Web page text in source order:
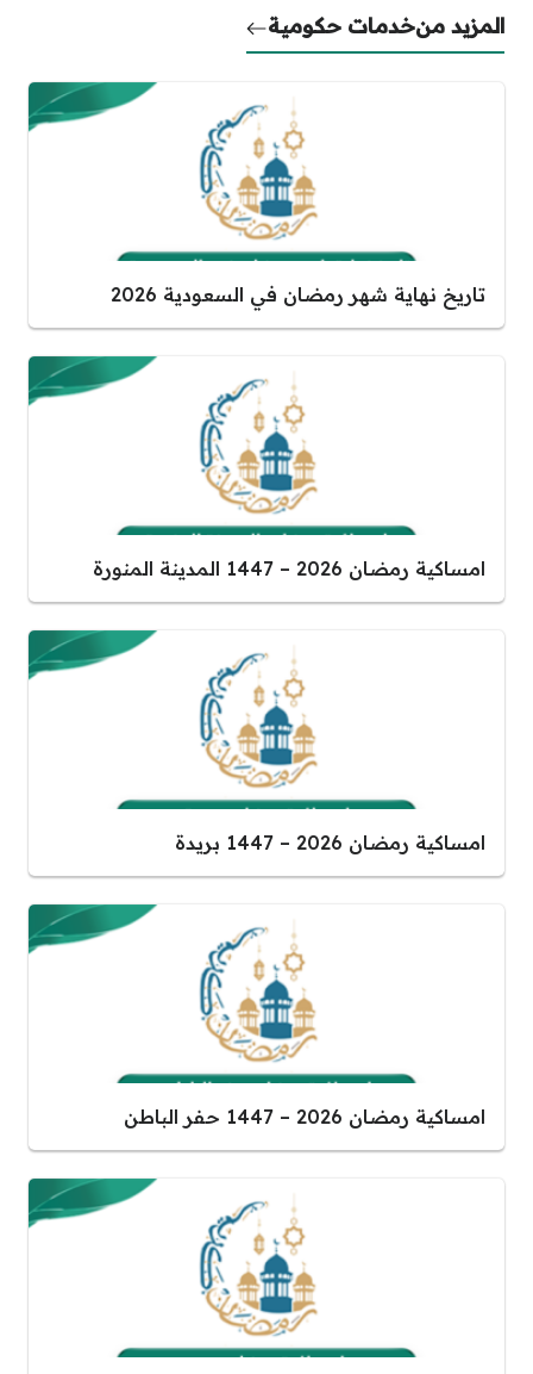
المزيد منخدمات حكومية
تاريخ نهاية شهر رمضان في السعودية 2026
امساكية رمضان 2026 – 1447 المدينة المنورة
امساكية رمضان 2026 – 1447 بريدة
امساكية رمضان 2026 – 1447 حفر الباطن